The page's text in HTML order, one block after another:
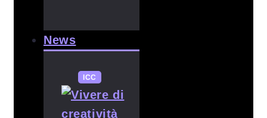
News
ICC